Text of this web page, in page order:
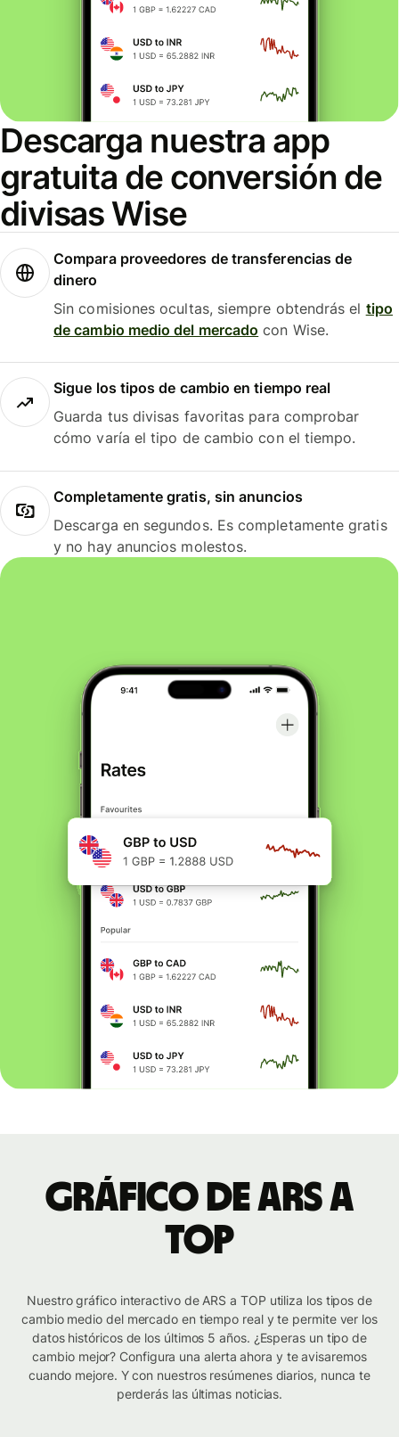
Descarga nuestra app
gratuita de conversión de
divisas Wise
Compara proveedores de transferencias de
dinero
Sin comisiones ocultas, siempre obtendrás el tipo
de cambio medio del mercado con Wise.
Sigue los tipos de cambio en tiempo real
Guarda tus divisas favoritas para comprobar
cómo varía el tipo de cambio con el tiempo.
Completamente gratis, sin anuncios
Descarga en segundos. Es completamente gratis
y no hay anuncios molestos.
Gráfico de ARS a
TOP
Nuestro gráfico interactivo de ARS a TOP utiliza los tipos de
cambio medio del mercado en tiempo real y te permite ver los
datos históricos de los últimos 5 años. ¿Esperas un tipo de
cambio mejor? Configura una alerta ahora y te avisaremos
cuando mejore. Y con nuestros resúmenes diarios, nunca te
perderás las últimas noticias.